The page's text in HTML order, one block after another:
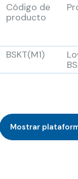
Código de
producto
BSKT(M1)
Mostrar